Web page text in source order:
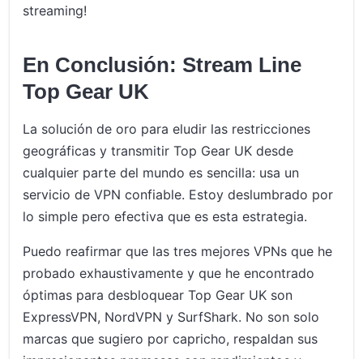
streaming!
En Conclusión: Stream Line
Top Gear UK
La solución de oro para eludir las restricciones
geográficas y transmitir Top Gear UK desde
cualquier parte del mundo es sencilla: usa un
servicio de VPN confiable. Estoy deslumbrado por
lo simple pero efectiva que es esta estrategia.
Puedo reafirmar que las tres mejores VPNs que he
probado exhaustivamente y que he encontrado
óptimas para desbloquear Top Gear UK son
ExpressVPN, NordVPN y SurfShark. No son solo
marcas que sugiero por capricho, respaldan sus